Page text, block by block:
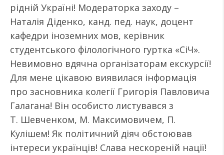
рідній Україні! Модераторка заходу –
Наталія Діденко, канд. пед. наук, доцент
кафедри іноземних мов, керівник
студентського філологічного гуртка «СіЧ».
Невимовно вдячна організаторам екскурсії!
Для мене цікавою виявилася інформація
про засновника колегії Григорія Павловича
Галагана! Він особисто листувався з
Т. Шевченком, М. Максимовичем, П.
Кулішем! Як політичний діяч обстоював
інтереси українців! Слава нескореній нації!